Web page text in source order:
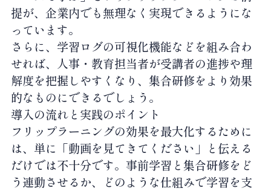
提が、企業内でも無理なく実現できるようにな
っています。
さらに、学習ログの可視化機能などを組み合わ
せれば、人事・教育担当者が受講者の進捗や理
解度を把握しやすくなり、集合研修をより効果
的なものにできるでしょう。
導入の流れと実践のポイント
フリップラーニングの効果を最大化するために
は、単に「動画を見てきてください」と伝える
だけでは不十分です。事前学習と集合研修をど
う連動させるか、どのような仕組みで学習を支